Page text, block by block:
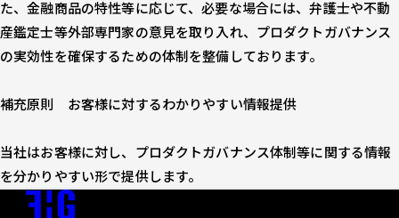
た、金融商品の特性等に応じて、必要な場合には、弁護士や不動
産鑑定士等外部専門家の意見を取り入れ、プロダクトガバナンス
の実効性を確保するための体制を整備しております。
補充原則 お客様に対するわかりやすい情報提供
当社はお客様に対し、プロダクトガバナンス体制等に関する情報
を分かりやすい形で提供します。